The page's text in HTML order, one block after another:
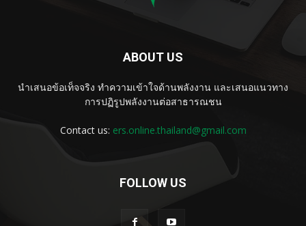
ABOUT US
นำเสนอข้อเท็จจริง ทำความเข้าใจด้านพลังงาน และเสนอแนวทาง
การปฏิรูปพลังงานต่อสาธารณชน
Contact us: ers.online.thailand@gmail.com
FOLLOW US